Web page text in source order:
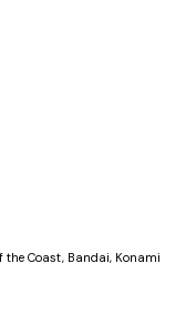
Coast, Bandai, Konami